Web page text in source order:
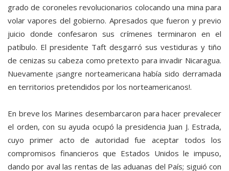
grado de coroneles revolucionarios colocando una mina para
volar vapores del gobierno. Apresados que fueron y previo
juicio donde confesaron sus crímenes terminaron en el
patíbulo. El presidente Taft desgarró sus vestiduras y tiño
de cenizas su cabeza como pretexto para invadir Nicaragua.
Nuevamente ¡sangre norteamericana había sido derramada
en territorios pretendidos por los norteamericanos!.
En breve los Marines desembarcaron para hacer prevalecer
el orden, con su ayuda ocupó la presidencia Juan J. Estrada,
cuyo primer acto de autoridad fue aceptar todos los
compromisos financieros que Estados Unidos le impuso,
dando por aval las rentas de las aduanas del País; siguió con